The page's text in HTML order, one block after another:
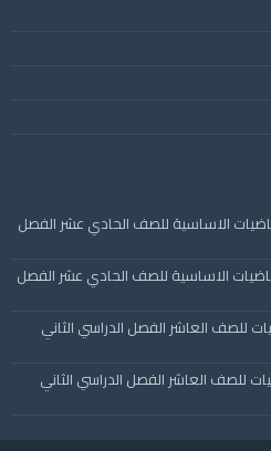
الاساسية للصف الحادي عشر الفصل
الاساسية للصف الحادي عشر الفصل
للصف العاشر الفصل الدراسي الثاني
للصف العاشر الفصل الدراسي الثاني